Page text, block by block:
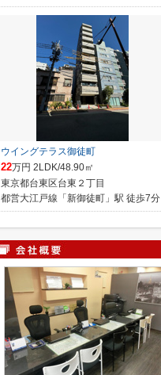
ウイングテラス御徒町
22万円 2LDK/48.90㎡
東京都台東区台東２丁目
都営大江戸線「新御徒町」駅 徒歩7分